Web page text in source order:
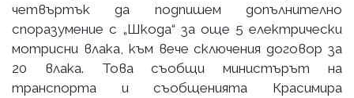
четвъртък да подпишем допълнително
споразумение с „Шкода“ за още 5 електрически
мотрисни влака, към вече сключения договор за
20 влака. Това съобщи министърът на
транспорта и съобщенията Красимира